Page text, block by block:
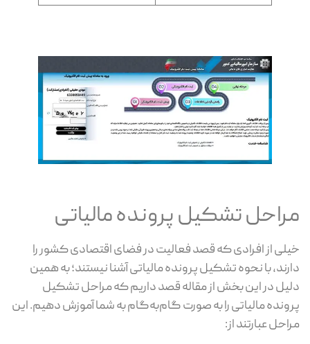
مراحل تشکیل پرونده مالیاتی
خیلی از افرادی که قصد فعالیت در فضای اقتصادی کشور را
دارند، با نحوه تشکیل پرونده مالیاتی آشنا نیستند؛ به همین
دلیل در این بخش از مقاله قصد داریم که مراحل تشکیل
پرونده مالیاتی را به صورت گام‌به‌گام به شما آموزش دهیم. این
مراحل عبارتند از: